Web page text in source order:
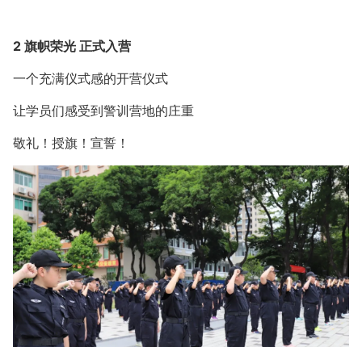
2 旗帜荣光 正式入营
一个充满仪式感的开营仪式
让学员们感受到警训营地的庄重
敬礼！授旗！宣誓！